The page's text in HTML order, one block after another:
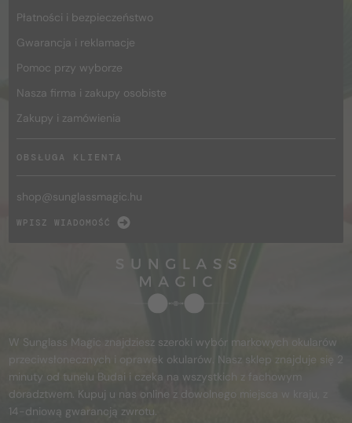
Płatności i bezpieczeństwo
Gwarancja i reklamacje
Pomoc przy wyborze
Nasza firma i zakupy osobiste
Zakupy i zamówienia
OBSŁUGA KLIENTA
shop@sunglassmagic.hu
WPISZ WIADOMOŚĆ
W Sunglass Magic znajdziesz szeroki wybór markowych okularów
przeciwsłonecznych i oprawek okularów. Nasz sklep znajduje się 2
minuty od tunelu Budai i czeka na wszystkich z fachowym
doradztwem. Kupuj u nas online z dowolnego miejsca w kraju, z
14-dniową gwarancją zwrotu.